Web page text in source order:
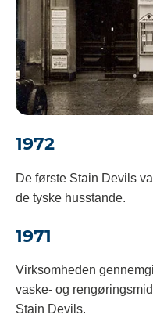
1972
De første Stain Devils
de tyske husstande.
1971
Virksomheden
vaske- og
Stain Devils.